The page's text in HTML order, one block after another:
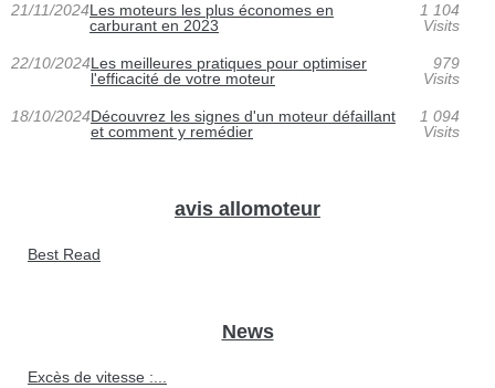
21/11/2024Les moteurs les plus économes en
carburant en 2023
1 104
Visits
22/10/2024Les meilleures pratiques pour optimiser
l'efficacité de votre moteur
979
Visits
18/10/2024Découvrez les signes d'un moteur défaillant
et comment y remédier
1 094
Visits
avis allomoteur
Best Read
News
Excès de vitesse :...